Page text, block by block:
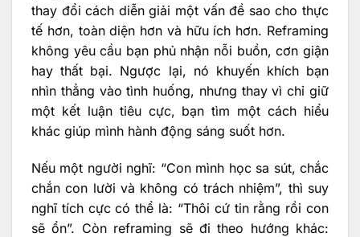
thay đổi cách diễn giải một vấn đề sao cho thực
tế hơn, toàn diện hơn và hữu ích hơn. Reframing
không yêu cầu bạn phủ nhận nỗi buồn, cơn giận
hay thất bại. Ngược lại, nó khuyến khích bạn
nhìn thẳng vào tình huống, nhưng thay vì chỉ giữ
một kết luận tiêu cực, bạn tìm một cách hiểu
khác giúp mình hành động sáng suốt hơn.
Nếu một người nghĩ: “Con mình học sa sút, chắc
chắn con lười và không có trách nhiệm”, thì suy
nghĩ tích cực có thể là: “Thôi cứ tin rằng rồi con
sẽ ổn”. Còn reframing sẽ đi theo hướng khác: